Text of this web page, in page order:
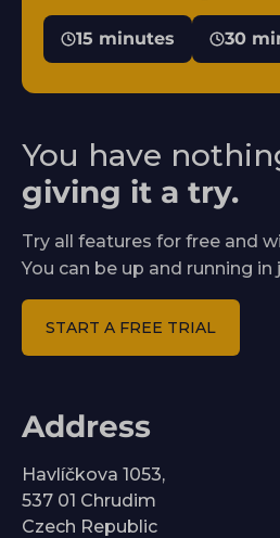
15 minutes 30
You have
giving it a try.
Try all features for free and
You can be up and running
START A FREE TRIAL
Address
Havlíčkova 1053,
537 01 Chrudim
Czech Republic